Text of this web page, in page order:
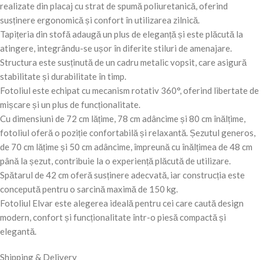
realizate din placaj cu strat de spumă poliuretanică, oferind
susținere ergonomică și confort în utilizarea zilnică.
Tapițeria din stofă adaugă un plus de eleganță și este plăcută la
atingere, integrându-se ușor în diferite stiluri de amenajare.
Structura este susținută de un cadru metalic vopsit, care asigură
stabilitate și durabilitate în timp.
Fotoliul este echipat cu mecanism rotativ 360°, oferind libertate de
mișcare și un plus de funcționalitate.
Cu dimensiuni de 72 cm lățime, 78 cm adâncime și 80 cm înălțime,
fotoliul oferă o poziție confortabilă și relaxantă. Șezutul generos,
de 70 cm lățime și 50 cm adâncime, împreună cu înălțimea de 48 cm
până la șezut, contribuie la o experiență plăcută de utilizare.
Spătarul de 42 cm oferă susținere adecvată, iar construcția este
concepută pentru o sarcină maximă de 150 kg.
Fotoliul Elvar este alegerea ideală pentru cei care caută design
modern, confort și funcționalitate într-o piesă compactă și
elegantă.
Shipping & Delivery